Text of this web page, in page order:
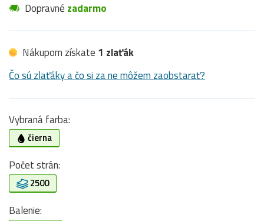
Dopravné zadarmo
Nákupom získate 1 zlaťák
Čo sú zlaťáky a čo si za ne môžem zaobstarať?
Vybraná farba:
čierna
Počet strán:
2500
Balenie: